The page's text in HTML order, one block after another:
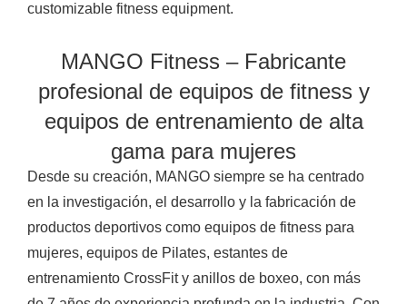
customizable fitness equipment.
MANGO Fitness – Fabricante
profesional de equipos de fitness y
equipos de entrenamiento de alta
gama para mujeres
Desde su creación, MANGO siempre se ha centrado
en la investigación, el desarrollo y la fabricación de
productos deportivos como equipos de fitness para
mujeres, equipos de Pilates, estantes de
entrenamiento CrossFit y anillos de boxeo, con más